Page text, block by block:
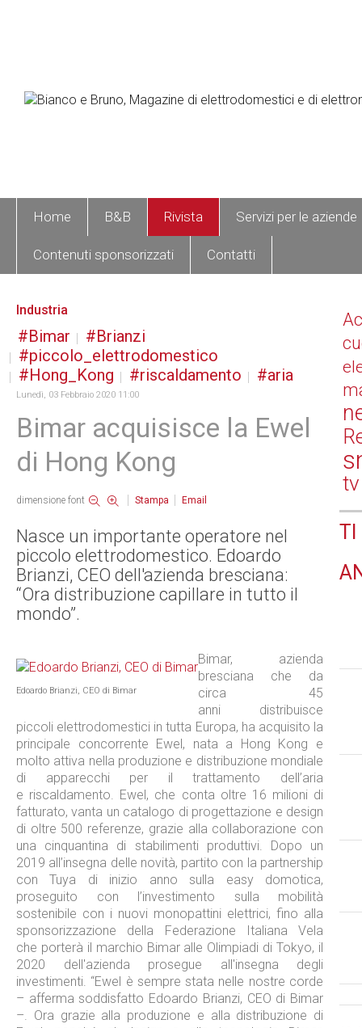
Home B&B Rivista Servizi per le aziende
Contenuti sponsorizzati Contatti
Industria
Bimar
Brianzi
piccolo_elettrodomestico
Hong_Kong
riscaldamento aria
Lunedì, 03 Febbraio 2020 11:00
Bimar acquisisce la Ewel
di Hong Kong
dimensione font Stampa Email
Nasce un importante operatore nel
piccolo elettrodomestico. Edoardo
Brianzi, CEO dell'azienda bresciana:
“Ora distribuzione capillare in tutto il
mondo”.
Edoardo Brianzi, CEO di Bimar
Bimar, azienda
bresciana che da
circa 45
anni distribuisce
piccoli elettrodomestici in tutta Europa, ha acquisito la
principale concorrente Ewel, nata a Hong Kong e
molto attiva nella produzione e distribuzione mondiale
di apparecchi per il trattamento dell’aria
e riscaldamento. Ewel, che conta oltre 16 milioni di
fatturato, vanta un catalogo di progettazione e design
di oltre 500 referenze, grazie alla collaborazione con
una cinquantina di stabilimenti produttivi. Dopo un
2019 all’insegna delle novità, partito con la partnership
con Tuya di inizio anno sulla easy domotica,
proseguito con l’investimento sulla mobilità
sostenibile con i nuovi monopattini elettrici, fino alla
sponsorizzazione della Federazione Italiana Vela
che porterà il marchio Bimar alle Olimpiadi di Tokyo, il
2020 dell'azienda prosegue all'insegna degli
investimenti. “Ewel è sempre stata nelle nostre corde
– afferma soddisfatto Edoardo Brianzi, CEO di Bimar
–. Ora grazie alla produzione e alla distribuzione di
tv
TI